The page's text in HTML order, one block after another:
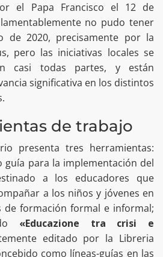
el Papa Francisco el 12 de
no pudo tener
de 2020, precisamente por la
pero las iniciativas locales se
casi todas partes, y están
significativa en los distintos
de trabajo
presenta tres herramientas:
guía para la implementación del
a los educadores que
a los niños y jóvenes en
de formación formal e informal;
«Educazione tra crisi e
editado por la Libreria
como líneas-guías en las